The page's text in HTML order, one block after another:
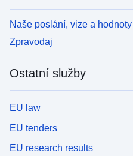
Naše poslání, vize a hodnoty
Zpravodaj
Ostatní služby
EU law
EU tenders
EU research results